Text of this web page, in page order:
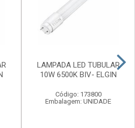
LAMPADA LED TUBULAR
10W 6500K BIV- ELGIN
Código: 173800
Embalagem: UNIDADE